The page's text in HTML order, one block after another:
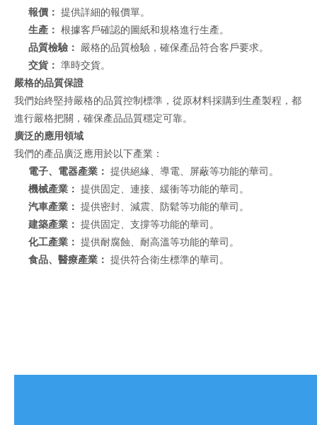
報價： 提供詳細的報價單。
生產： 根據客戶確認的圖紙和規格進行生產。
品質檢驗：
嚴格的品質檢驗，確保產品符合客戶要求。
交貨： 準時交貨。
嚴格的品質保證
我們始終堅持嚴格的品質控制標準，從原材料採購到生產製程，都
進行嚴格把關，確保產品品質穩定可靠。
廣泛的應用領域
我們的產品廣泛應用於以下產業：
電子、電器產業： 提供絕緣、導電、屏蔽等功能的華司。
機械產業： 提供固定、連接、緩衝等功能的華司。
汽車產業： 提供密封、減震、防鬆等功能的華司。
建築產業： 提供固定、支撐等功能的華司。
化工產業： 提供耐腐蝕、耐高溫等功能的華司。
食品、醫療產業： 提供符合衛生標準的華司。